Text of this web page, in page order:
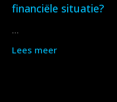
financiële situatie?
Lees meer